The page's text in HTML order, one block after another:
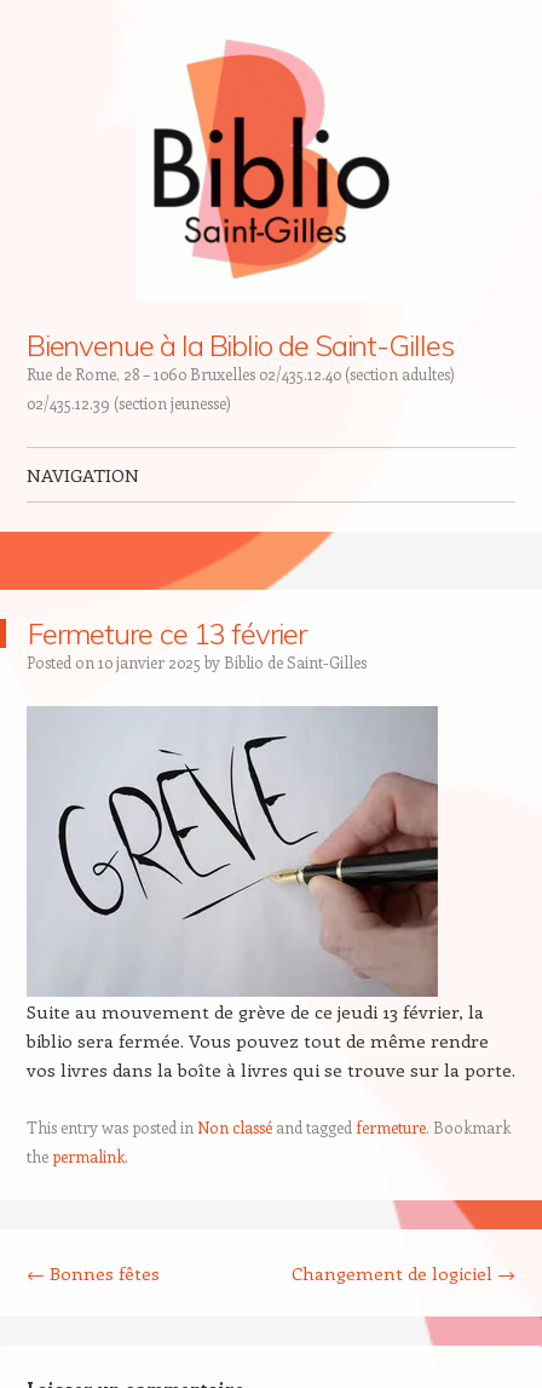
Bienvenue à la Biblio de Saint-Gilles
Rue de Rome, 28 – 1060 Bruxelles 02/435.12.40 (section adultes)
02/435.12.39 (section jeunesse)
NAVIGATION
Fermeture ce 13 février
Posted on 10 janvier 2025 by Biblio de Saint-Gilles
Suite au mouvement de grève de ce jeudi 13 février, la
biblio sera fermée. Vous pouvez tout de même rendre
vos livres dans la boîte à livres qui se trouve sur la porte.
This entry was posted in Non classéand tagged fermeture. Bookmark
thepermalink.
← Bonnes fêtes Changement de logiciel →